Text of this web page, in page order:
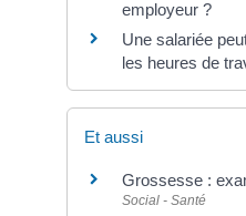
employeur ?
Une salariée
les heures de
Et aussi
Grossesse :
Social - Santé